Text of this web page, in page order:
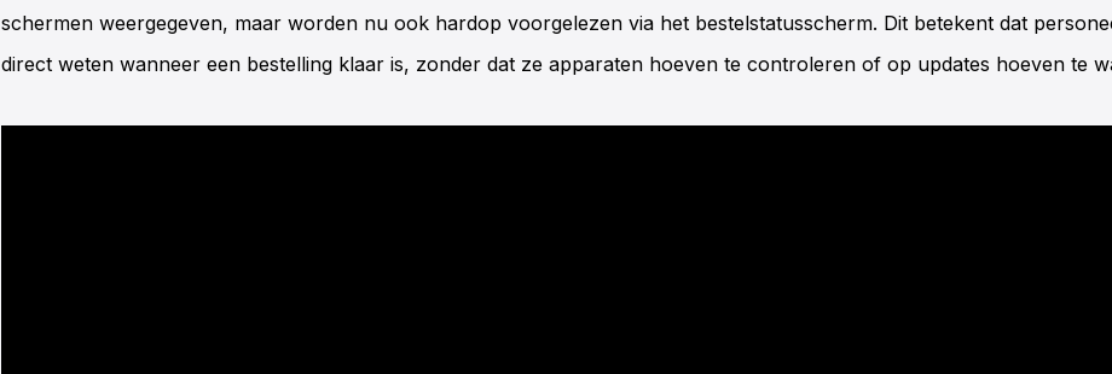
schermen weergegeven, maar worden nu ook hardop voorgelezen via het bestelstatusscherm. Dit betekent dat
direct weten wanneer een bestelling klaar is, zonder dat ze apparaten hoeven te controleren of op updates hoeven te